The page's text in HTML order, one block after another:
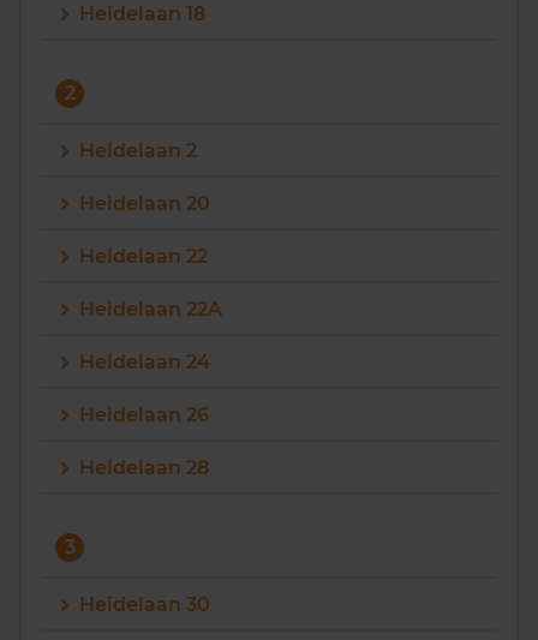
Heidelaan 18
2
Heidelaan 2
Heidelaan 20
Heidelaan 22
Heidelaan 22A
Heidelaan 24
Heidelaan 26
Heidelaan 28
3
Heidelaan 30